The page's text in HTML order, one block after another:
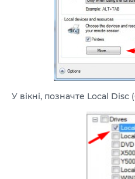
У вікні, позначте Local Disc